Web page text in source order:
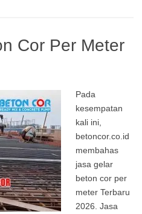
Cor Per Meter
Pada
kesempatan
kali ini,
betoncor.co.id
membahas
jasa gelar
beton cor per
meter Terbaru
2026. Jasa